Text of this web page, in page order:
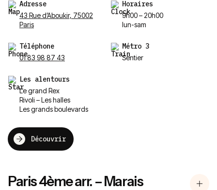
Adresse
43 Rue d’Aboukir, 75002
Paris
Horaires
9h00 – 20h00
lun-sam
Téléphone
01 83 98 87 43
Métro 3
Sentier
Les alentours
Le grand Rex
Rivoli – Les halles
Les grands boulevards
Découvrir
Paris 4ème arr. – Marais